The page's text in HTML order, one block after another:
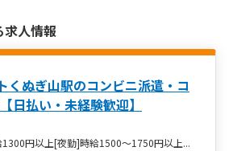
求人情報
くぬぎ山駅のコンビニ派遣・コ
日払い・未経験歓迎】
円以上[夜勤]時給1500～1750円以上...